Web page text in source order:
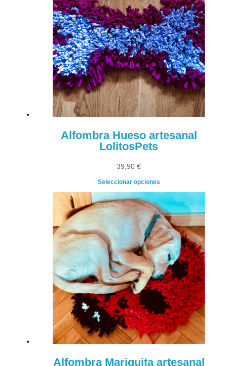
Alfombra Hueso artesanal
LolitosPets
39,90 €
Seleccionar opciones
Alfombra Mariquita artesanal